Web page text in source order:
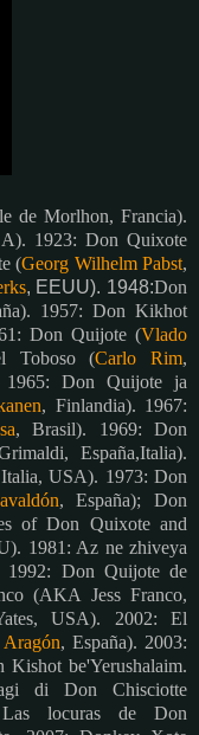
de Morlhon, Francia).
1923: Don Quixote
(Georg Wilhelm Pabst,
, EEUU). 1948:Don
1957: Don Kikhot
Don Quijote (Vlado
Toboso (Carlo Rim,
1965: Don Quijote ja
, Finlandia). 1967:
, Brasil). 1969: Don
España,Italia).
USA). 1973: Don
, España); Don
of Don Quixote and
1981: Az ne zhiveya
1992: Don Quijote de
(AKA Jess Franco,
USA). 2002: El
, España). 2003:
Kishot be'Yerushalaim.
di Don Chisciotte
locuras de Don